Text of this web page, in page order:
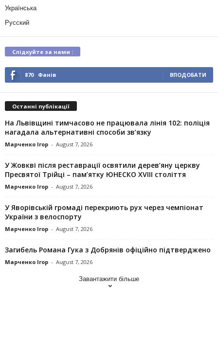
Українська
Русский
Слідкуйте за нами :
870 Фанів ВПОДОБАТИ
Останні публікації
На Львівщині тимчасово не працювала лінія 102: поліція
нагадала альтернативні способи зв’язку
Марченко Ігор - August 7, 2026
У Жовкві після реставрації освятили дерев’яну церкву
Пресвятої Трійці – пам’ятку ЮНЕСКО XVIII століття
Марченко Ігор - August 7, 2026
У Яворівській громаді перекриють рух через чемпіонат
України з велоспорту
Марченко Ігор - August 7, 2026
Загибель Романа Гука з Добрянів офіційно підтверджено
Марченко Ігор - August 7, 2026
Завантажити більше